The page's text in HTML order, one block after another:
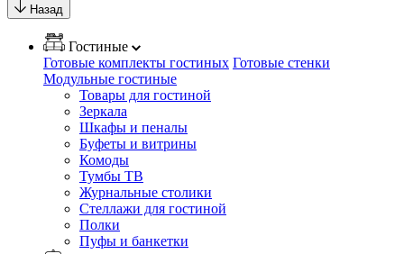
Назад
Гостиные
Готовые комплекты гостиных Готовые стенки
Модульные гостиные
Товары для гостиной
Зеркала
Шкафы и пеналы
Буфеты и витрины
Комоды
Тумбы ТВ
Журнальные столики
Стеллажи для гостиной
Полки
Пуфы и банкетки